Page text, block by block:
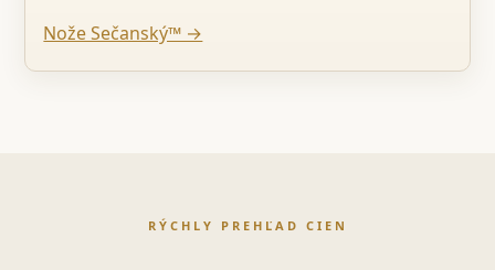
Nože Sečanský™ →
RÝCHLY PREHĽAD CIEN